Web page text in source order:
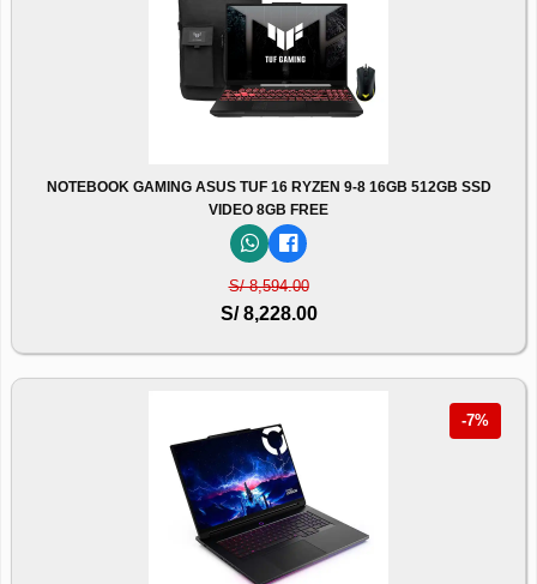
NOTEBOOK GAMING ASUS TUF 16 RYZEN 9-8 16GB 512GB SSD
VIDEO 8GB FREE
S/ 8,594.00
S/ 8,228.00
-7%